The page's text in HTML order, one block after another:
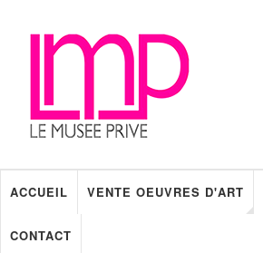
ACCUEIL VENTE OEUVRES D'ART
CONTACT